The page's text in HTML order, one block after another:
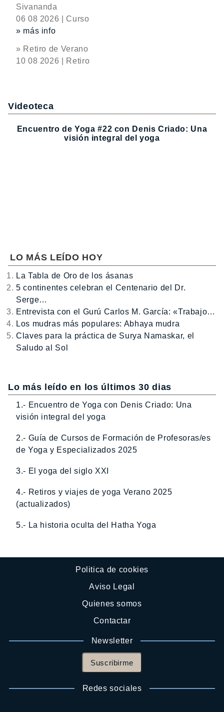
Sivananda
06 08 2026 | Curso
» más info
» Retiro de Verano
10 08 2026 | Retiro
Videoteca
Encuentro de Yoga #22 con Denis Criado: Una
visión integral del yoga
LO MÁS LEÍDO HOY
La Tabla de Oro de los ásanas
5 continentes celebran el Centenario del Dr.
Serge…
Entrevista con el Gurú Carlos M. García: «Trabajo…
Los mudras más populares: Abhaya mudra
Claves para la práctica de Surya Namaskar, el
Saludo al Sol
Lo más leído en los últimos 30 dias
1.- Encuentro de Yoga con Denis Criado: Una
visión integral del yoga
2.- Guía de Cursos de Formación de Profesoras/es
de Yoga y Especializados 2025
3.- El yoga del siglo XXI
4.- Retiros y viajes de yoga Verano 2025
(actualizados)
5.- La historia oculta del Hatha Yoga
Politica de cookies
Aviso Legal
Quienes somos
Contactar
Newsletter
Suscribirme
Redes sociales